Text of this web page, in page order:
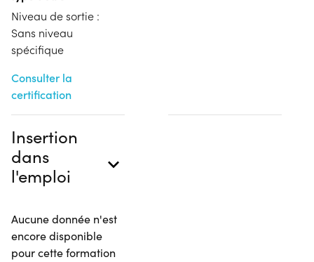
Niveau de sortie :
Sans niveau
spécifique
Consulter la
certification
Insertion
dans
l'emploi
Aucune donnée n'est
encore disponible
pour cette formation